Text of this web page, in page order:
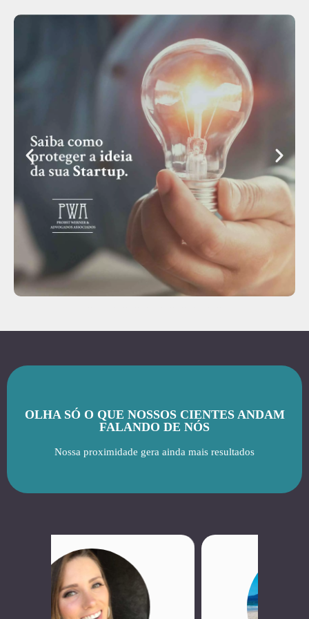
OLHA SÓ O QUE NOSSOS CIENTES ANDAM
FALANDO DE NÓS
Nossa proximidade gera ainda mais resultados